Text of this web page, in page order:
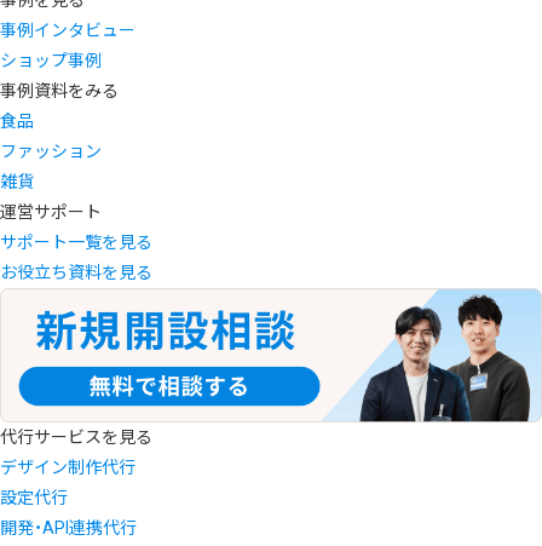
事例インタビュー
ショップ事例
事例資料をみる
食品
ファッション
雑貨
運営サポート
サポート一覧を見る
お役立ち資料を見る
代行サービスを見る
デザイン制作代行
設定代行
開発・API連携代行